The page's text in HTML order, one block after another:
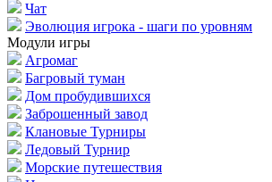
Чат
Эволюция игрока - шаги по уровням
Модули игры
Агромаг
Багровый туман
Дом пробудившихся
Заброшенный завод
Клановые Турниры
Ледовый Турнир
Морские путешествия